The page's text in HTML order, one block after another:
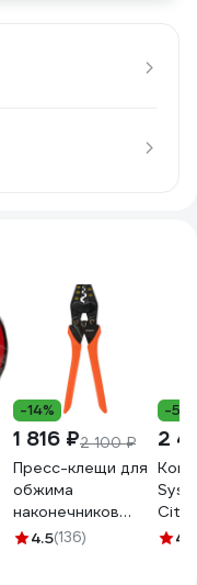
-14%
1 816 ₽2 100 ₽
Пресс-клещи для
обжима
наконечников
Gigant GECT-04
4.5(136)
-5%
2
25a4.8